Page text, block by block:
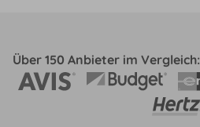
Über 150 Anbieter im Vergleich: